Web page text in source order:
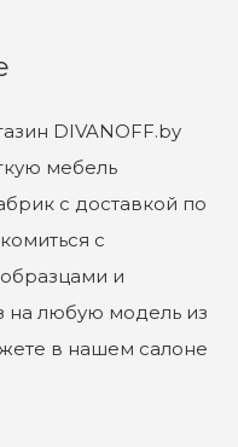
DIVANOFF.by
мебель
с доставкой по
с
и
на любую модель из
в нашем салоне